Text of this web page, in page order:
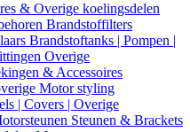
& Overige koelingsdelen
Brandstoffilters
Brandstoftanks | Pompen |
Overige
& Accessoires
Motor styling
| Covers | Overige
Steunen & Brackets